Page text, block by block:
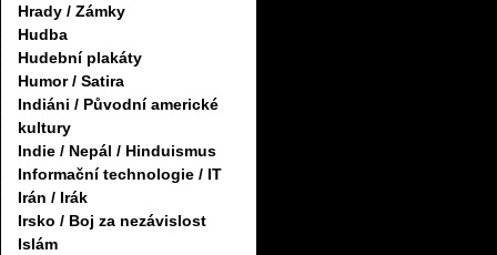
Hrady / Zámky
Hudba
Hudební plakáty
Humor / Satira
Indiáni / Původní americké
kultury
Indie / Nepál / Hinduismus
Informační technologie / IT
Irán / Irák
Irsko / Boj za nezávislost
Islám